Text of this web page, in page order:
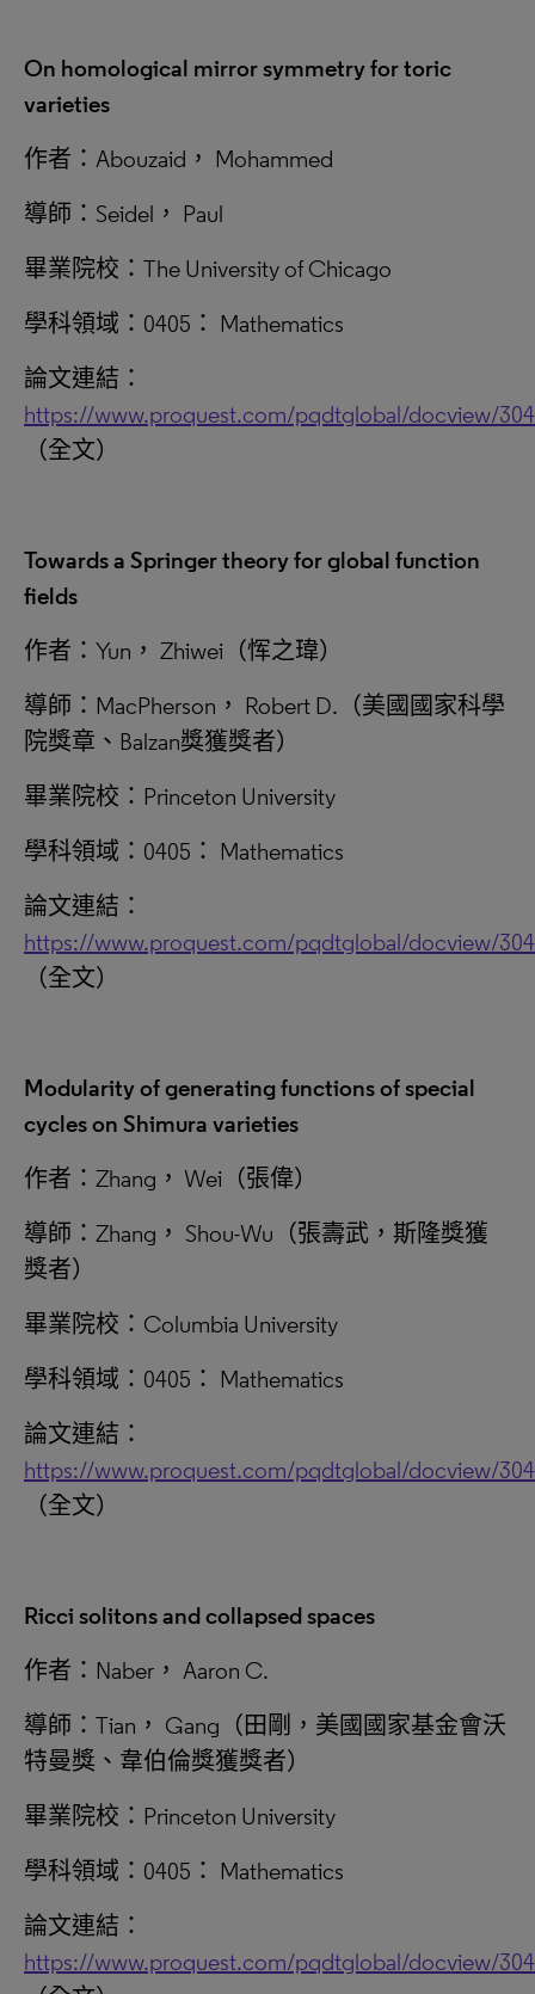
On homological mirror symmetry for toric
varieties
作者：Abouzaid， Mohammed
導師：Seidel， Paul
畢業院校：The University of Chicago
學科領域：0405： Mathematics
論文連結：
https://www.proquest.com/pqdtglobal/docview/
（全文）
Towards a Springer theory for global function
fields
作者：Yun， Zhiwei（恽之瑋）
導師：MacPherson， Robert D.（美國國家科學
院獎章、Balzan獎獲獎者）
畢業院校：Princeton University
學科領域：0405： Mathematics
論文連結：
https://www.proquest.com/pqdtglobal/docview/
（全文）
Modularity of generating functions of special
cycles on Shimura varieties
作者：Zhang， Wei（張偉）
導師：Zhang， Shou-Wu（張壽武，斯隆獎獲
獎者）
畢業院校：Columbia University
學科領域：0405： Mathematics
論文連結：
https://www.proquest.com/pqdtglobal/docview/
（全文）
Ricci solitons and collapsed spaces
作者：Naber， Aaron C.
導師：Tian， Gang（田剛，美國國家基金會沃
特曼獎、韋伯倫獎獲獎者）
畢業院校：Princeton University
學科領域：0405： Mathematics
論文連結：
https://www.proquest.com/pqdtglobal/docview/